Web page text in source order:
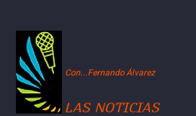
Con...Fernando Álvarez
LAS NOTICIAS